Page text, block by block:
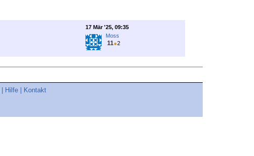
17 Mär '25, 09:35
Moss
11●2
Hilfe Kontakt